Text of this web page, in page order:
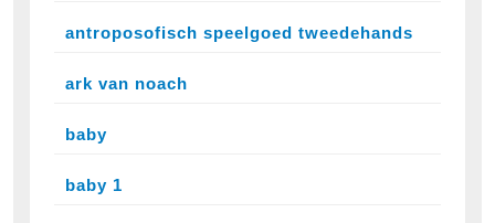
antroposofisch speelgoed tweedehands
ark van noach
baby
baby 1